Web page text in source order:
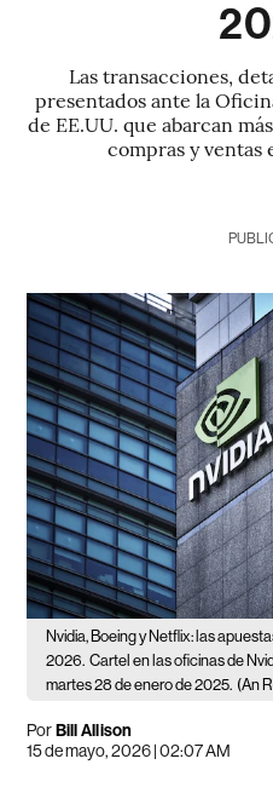
Las transacciones,
presentados ante la
de EE.UU. que abarcan
compras y ventas
Nvidia, Boeing y Netflix: las
2026. Cartel en las oficinas de
martes 28 de enero de 2025. (An
PorBill Allison
15 de mayo, 2026 | 02:07 AM